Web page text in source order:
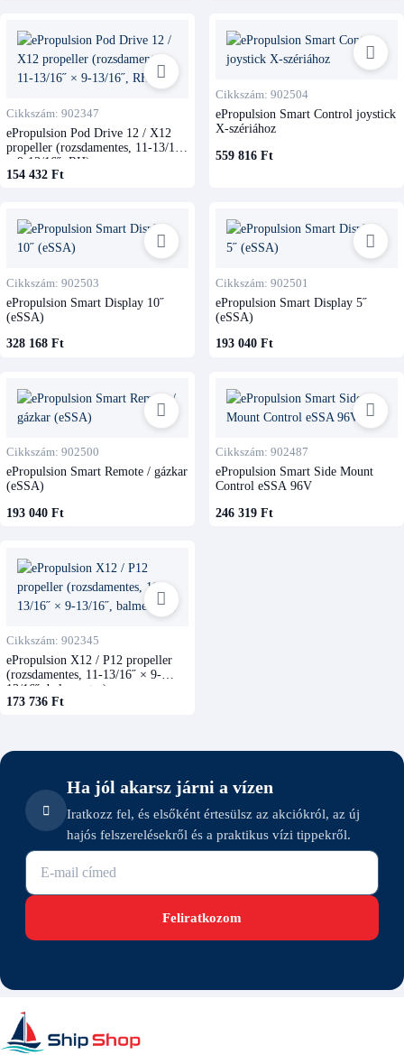
Cikkszám: 902347
ePropulsion Pod Drive 12 / X12
propeller (rozsdamentes, 11-13/16˝
× 9-13/16˝, RH)
154 432 Ft
Cikkszám: 902504
ePropulsion Smart Control joystick
X-szériához
559 816 Ft
Cikkszám: 902503
ePropulsion Smart Display 10˝
(eSSA)
328 168 Ft
Cikkszám: 902501
ePropulsion Smart Display 5˝
(eSSA)
193 040 Ft
Cikkszám: 902500
ePropulsion Smart Remote / gázkar
(eSSA)
193 040 Ft
Cikkszám: 902487
ePropulsion Smart Side Mount
Control eSSA 96V
246 319 Ft
Cikkszám: 902345
ePropulsion X12 / P12 propeller
(rozsdamentes, 11-13/16˝ × 9-
13/16˝, balmenetes)
173 736 Ft
Ha jól akarsz járni a vízen
Iratkozz fel, és elsőként értesülsz az akciókról, az új
hajós felszerelésekről és a praktikus vízi tippekről.
E-mail cím
Feliratkozom